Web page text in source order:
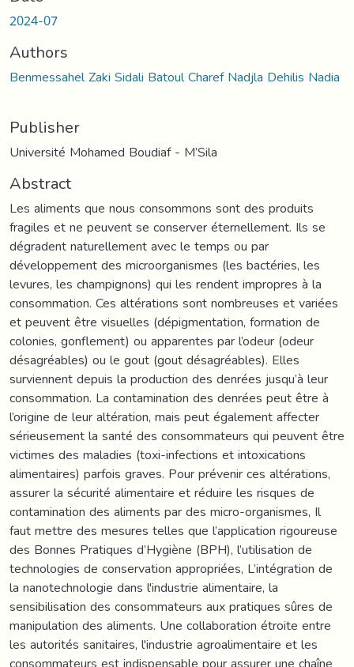
2024-07
Authors
Benmessahel Zaki Sidali Batoul Charef Nadjla Dehilis Nadia
Publisher
Université Mohamed Boudiaf - M’Sila
Abstract
Les aliments que nous consommons sont des produits
fragiles et ne peuvent se conserver éternellement. Ils se
dégradent naturellement avec le temps ou par
développement des microorganismes (les bactéries, les
levures, les champignons) qui les rendent impropres à la
consommation. Ces altérations sont nombreuses et variées
et peuvent être visuelles (dépigmentation, formation de
colonies, gonflement) ou apparentes par l’odeur (odeur
désagréables) ou le gout (gout désagréables). Elles
surviennent depuis la production des denrées jusqu’à leur
consommation. La contamination des denrées peut être à
l’origine de leur altération, mais peut également affecter
sérieusement la santé des consommateurs qui peuvent être
victimes des maladies (toxi-infections et intoxications
alimentaires) parfois graves. Pour prévenir ces altérations,
assurer la sécurité alimentaire et réduire les risques de
contamination des aliments par des micro-organismes, Il
faut mettre des mesures telles que l’application rigoureuse
des Bonnes Pratiques d’Hygiène (BPH), l’utilisation de
technologies de conservation appropriées, L’intégration de
la nanotechnologie dans l'industrie alimentaire, la
sensibilisation des consommateurs aux pratiques sûres de
manipulation des aliments. Une collaboration étroite entre
les autorités sanitaires, l'industrie agroalimentaire et les